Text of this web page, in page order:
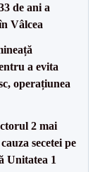
de ani a
Vâlcea
a evita
operațiunea
2 mai
secetei pe
Unitatea 1